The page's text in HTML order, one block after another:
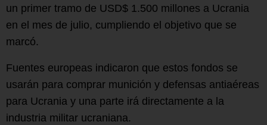
un primer tramo de USD$ 1.500 millones a Ucrania
en el mes de julio, cumpliendo el objetivo que se
marcó.
Fuentes europeas indicaron que estos fondos se
usarán para comprar munición y defensas antiaéreas
para Ucrania y una parte irá directamente a la
industria militar ucraniana.